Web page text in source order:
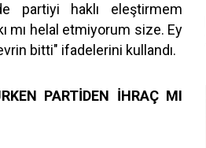
partiyi haklı eleştirmem
mı helal etmiyorum size. Ey
bitti" ifadelerini kullandı.
PARTİDEN İHRAÇ MI